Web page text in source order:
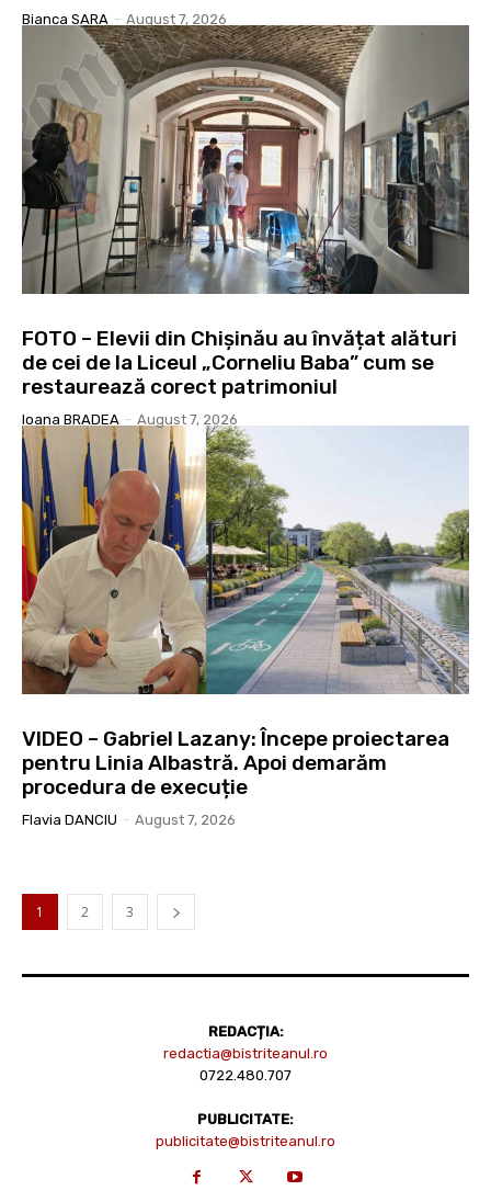
Bianca SARA - August 7, 2026
FOTO – Elevii din Chișinău au învățat alături
de cei de la Liceul „Corneliu Baba” cum se
restaurează corect patrimoniul
Ioana BRADEA - August 7, 2026
VIDEO – Gabriel Lazany: Începe proiectarea
pentru Linia Albastră. Apoi demarăm
procedura de execuție
Flavia DANCIU - August 7, 2026
1 2 3
REDACȚIA:
redactia@bistriteanul.ro
0722.480.707
PUBLICITATE:
publicitate@bistriteanul.ro